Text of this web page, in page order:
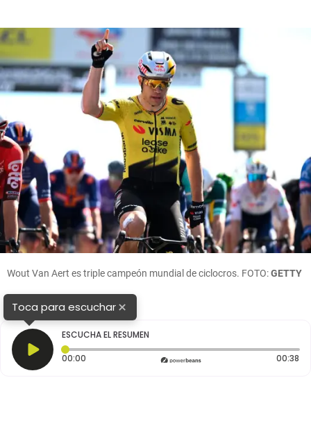
Wout Van Aert es triple campeón mundial de ciclocros. FOTO:GETTY
Toca para escuchar×
ESCUCHA EL RESUMEN
00:00 Tiempo transcurrido: 0 segundos 00:38